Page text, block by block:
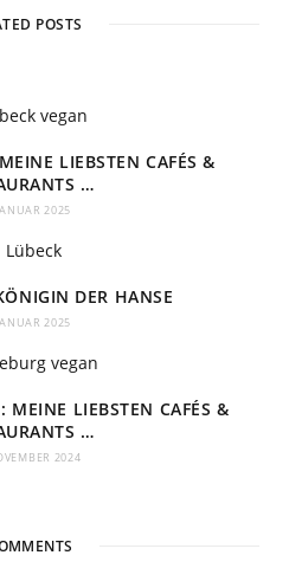
POSTS
LIEBSTEN CAFÉS &
…
2025
DER HANSE
2025
MEINE LIEBSTEN CAFÉS &
…
2024